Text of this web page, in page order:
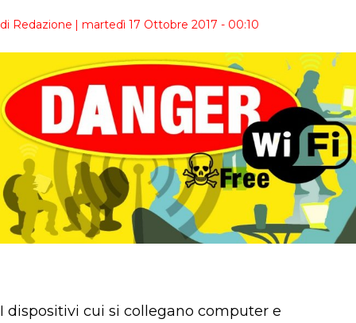
di Redazione | martedì 17 Ottobre 2017 - 00:10
I dispositivi cui si collegano computer e